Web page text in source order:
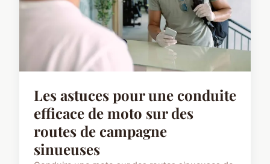
Les astuces pour une conduite
efficace de moto sur des
routes de campagne
sinueuses